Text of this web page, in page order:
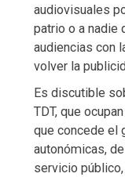
audiovisuales
patrio o a nadie
audiencias con
volver la
Es discutible
TDT, que
que concede el
autonómicas,
servicio